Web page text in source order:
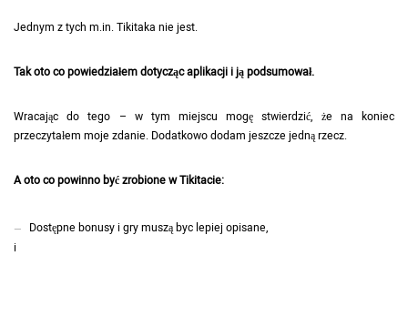
Jednym z tych m.in. Tikitaka nie jest.
Tak oto co powiedziałem dotycząc aplikacji i ją podsumował.
Wracając do tego – w tym miejscu mogę stwierdzić, że na koniec
przeczytałem moje zdanie. Dodatkowo dodam jeszcze jedną rzecz.
A oto co powinno być zrobione w Tikitacie:
Dostępne bonusy i gry muszą byc lepiej opisane,
i